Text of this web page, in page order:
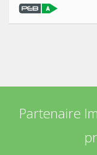
Partenaire